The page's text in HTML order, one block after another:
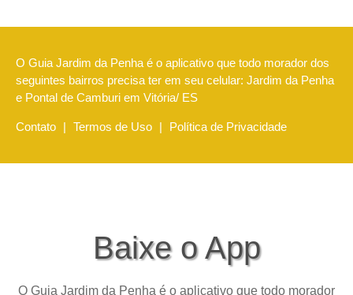
O Guia Jardim da Penha é o aplicativo que todo morador dos
seguintes bairros precisa ter em seu celular: Jardim da Penha
e Pontal de Camburi em Vitória/ ES
Contato | Termos de Uso | Política de Privacidade
Baixe o App
O Guia Jardim da Penha é o aplicativo que todo morador